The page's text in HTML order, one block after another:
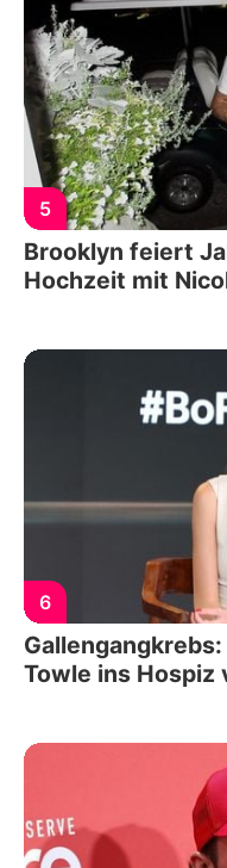
5
Brooklyn feiert
Hochzeit mit
6
Towle ins Hospiz